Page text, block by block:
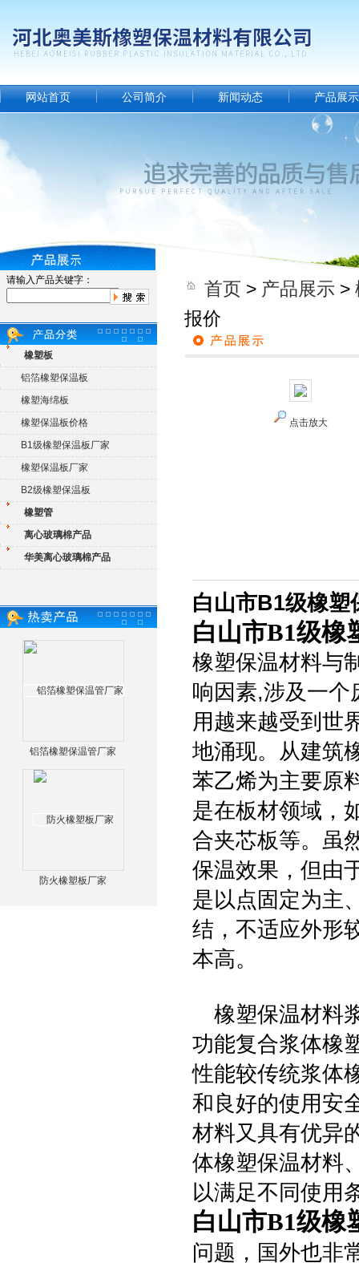
网站首页 公司简介 新闻动态 产品展示
请输入产品关键字：
橡塑板
铝箔橡塑保温板
橡塑海绵板
橡塑保温板价格
B1级橡塑保温板厂家
橡塑保温板厂家
B2级橡塑保温板
橡塑管
离心玻璃棉产品
华美离心玻璃棉产品
铝箔橡塑保温管厂家
防火橡塑板厂家
首页 > 产品展示 >
报价
点击放大
白山市B1级橡塑
白山市B1级橡
橡塑保温材料与
响因素,涉及一个
用越来越受到世
地涌现。从建筑
苯乙烯为主要原
是在板材领域，
合夹芯板等。虽
保温效果，但由
是以点固定为主
结，不适应外形
本高。
橡塑保温材料
功能复合浆体橡
性能较传统浆体
和良好的使用安
材料又具有优异
体橡塑保温材料
以满足不同使用
白山市B1级橡
问题，国外也非